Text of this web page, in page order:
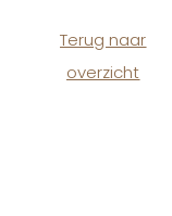
Terug naar
overzicht